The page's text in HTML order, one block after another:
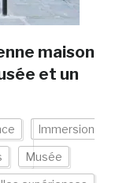
maison
et un
Immersion
Musée